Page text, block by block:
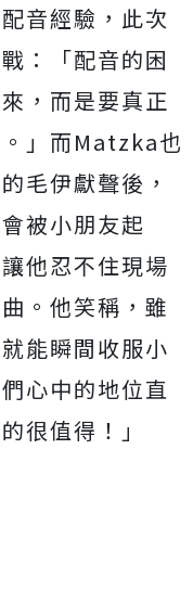
音經驗， 此次
：「配音的困
， 而是要真正
」而Matzka也
毛伊獻聲後，
被小朋友起
他忍不住現場
。他笑稱，雖
能瞬間收服小
心中的地位直
很值得！」